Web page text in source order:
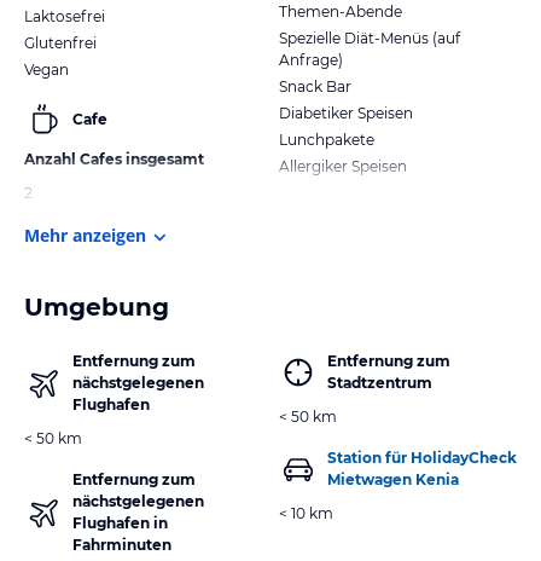
Laktosefrei
Glutenfrei
Vegan
Cafe
Anzahl Cafes insgesamt
2
Themen-Abende
Spezielle Diät-Menüs (auf
Anfrage)
Snack Bar
Diabetiker Speisen
Lunchpakete
Allergiker Speisen
Mehr anzeigen
Umgebung
Entfernung zum
nächstgelegenen
Flughafen
< 50 km
Entfernung zum
nächstgelegenen
Flughafen in
Fahrminuten
Entfernung zum
Stadtzentrum
< 50 km
Station für HolidayCheck
Mietwagen Kenia
< 10 km